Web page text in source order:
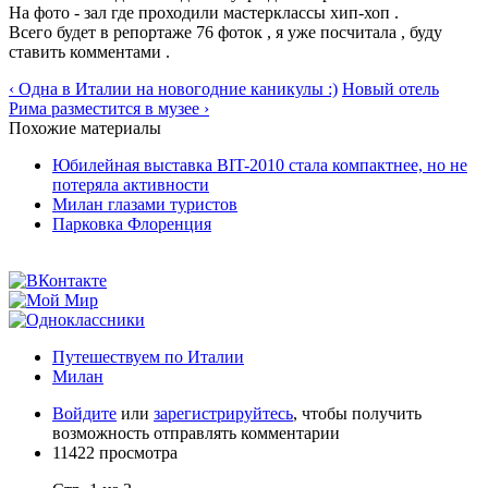
На фото - зал где проходили мастерклассы хип-хоп .
Всего будет в репортаже 76 фоток , я уже посчитала , буду
ставить комментами .
‹ Одна в Италии на новогодние каникулы :) Новый отель
Рима разместится в музее ›
Похожие материалы
Юбилейная выставка BIT-2010 стала компактнее, но не
потеряла активности
Милан глазами туристов
Парковка Флоренция
Путешествуем по Италии
Милан
Войдите или зарегистрируйтесь, чтобы получить
возможность отправлять комментарии
11422 просмотра